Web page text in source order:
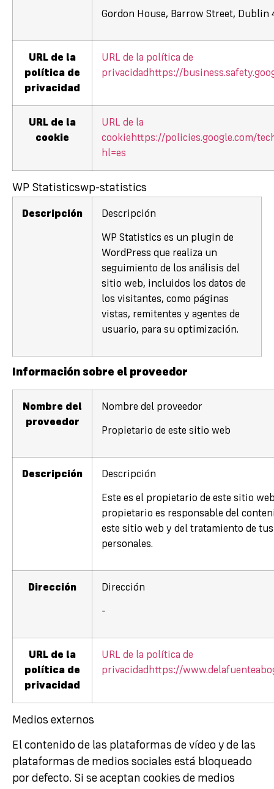
Gordon House, Barrow Street, Dublin
URL de la
política de
privacidad
URL de la política de
privacidad https://
URL de la
cookie
URL de la
cookie https://policies.google.com/
hl=es
WP Statisticswp-statistics
Descripción Descripción
WP Statistics es un plugin de
WordPress que realiza un
seguimiento de los análisis del
sitio web, incluidos los datos de
los visitantes, como páginas
vistas, remitentes y agentes de
usuario, para su optimización.
Información sobre el proveedor
Nombre del
proveedor
Nombre del proveedor
Propietario de este sitio web
Descripción Descripción
Este es el propietario de este sitio
propietario es responsable del
este sitio web y del tratamiento de
personales.
Dirección Dirección
-
URL de la
política de
privacidad
URL de la política de
privacidad https://
Medios externos
El contenido de las plataformas de vídeo y de las
plataformas de medios sociales está bloqueado
por defecto. Si se aceptan cookies de medios